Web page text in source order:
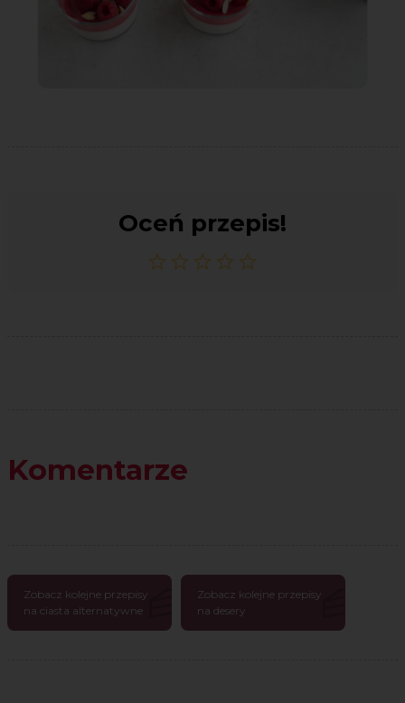
Oceń przepis!
Komentarze
Zobacz kolejne przepisy
na ciasta alternatywne
Zobacz kolejne przepisy
na desery